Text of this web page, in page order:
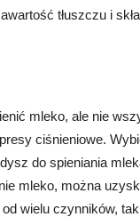
tłuszczu i
mleko, ale nie
ciśnieniowe.
do spieniania
mleko, można
wielu czynników,